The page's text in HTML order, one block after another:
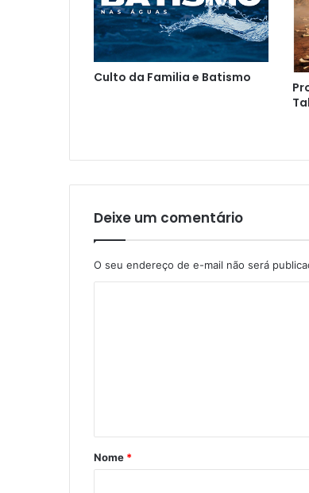
Culto da Familia e Batismo
Deixe um comentário
O seu endereço de e-mail não será
á
r
Nome *